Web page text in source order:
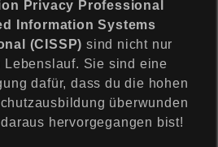
Privacy Professional
Information Systems
(CISSP) sind nicht nur
Sie sind eine
dafür, dass du die hohen
überwunden
hervorgegangen bist!